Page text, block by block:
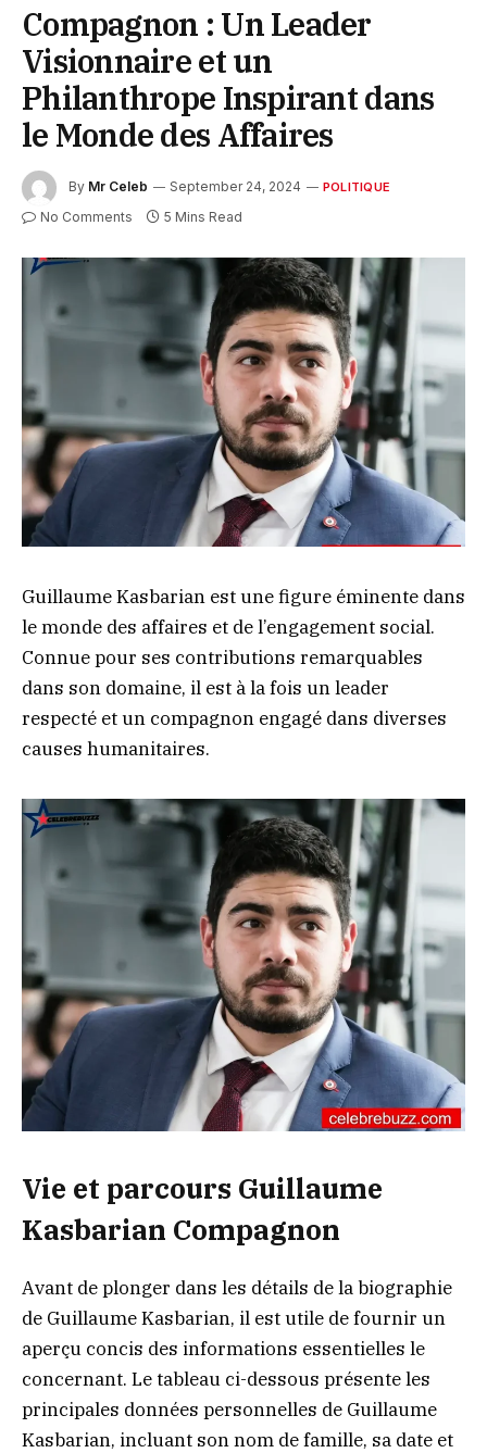
Compagnon : Un Leader
Visionnaire et un
Philanthrope Inspirant dans
le Monde des Affaires
By Mr Celeb September 24, 2024 POLITIQUE
No Comments 5 Mins Read
Guillaume Kasbarian est une figure éminente dans
le monde des affaires et de l’engagement social.
Connue pour ses contributions remarquables
dans son domaine, il est à la fois un leader
respecté et un compagnon engagé dans diverses
causes humanitaires.
Vie et parcours Guillaume
Kasbarian Compagnon
Avant de plonger dans les détails de la biographie
de Guillaume Kasbarian, il est utile de fournir un
aperçu concis des informations essentielles le
concernant. Le tableau ci-dessous présente les
principales données personnelles de Guillaume
Kasbarian, incluant son nom de famille, sa date et